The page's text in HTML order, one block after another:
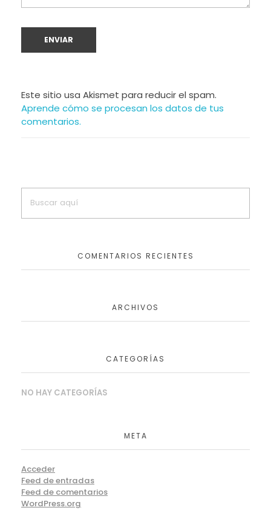
Este sitio usa Akismet para reducir el spam.
Aprende cómo se procesan los datos de tus
comentarios.
COMENTARIOS RECIENTES
ARCHIVOS
CATEGORÍAS
NO HAY CATEGORÍAS
META
Acceder
Feed de entradas
Feed de comentarios
WordPress.org